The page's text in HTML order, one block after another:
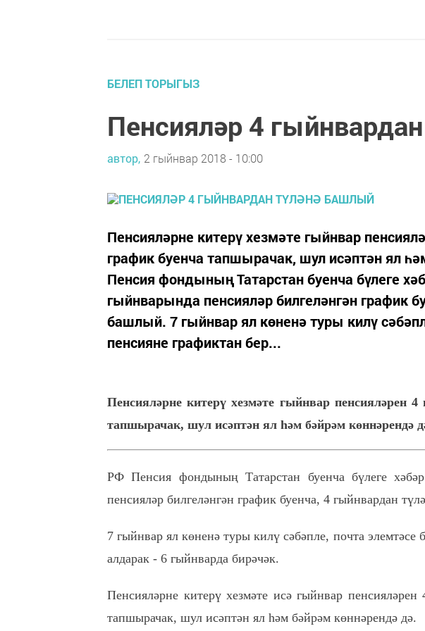
БЕЛЕП ТОРЫГЫЗ
Пенсияләр 4
автор, 2 гыйнвар 2018 - 10:00
Пенсияләрне китерү хезмәте гыйнвар
график буенча тапшырачак, шул исәптән ял
Пенсия фондының Татарстан буенча бүлеге
гыйнварында пенсияләр билгеләнгән график
башлый. 7 гыйнвар ял көненә туры килү
пенсияне графиктан бер...
Пенсияләрне китерү хезмәте гыйнвар пенсияләрен
тапшырачак, шул исәптән ял һәм бәйрәм көннәрендә
РФ Пенсия фондының Татарстан буенча бүлеге
пенсияләр билгеләнгән график буенча, 4 гыйнвардан
7 гыйнвар ял көненә туры килү сәбәпле, почта элемтәсе
алдарак - 6 гыйнварда бирәчәк.
Пенсияләрне китерү хезмәте исә гыйнвар
тапшырачак, шул исәптән ял һәм бәйрәм көннәрендә дә.